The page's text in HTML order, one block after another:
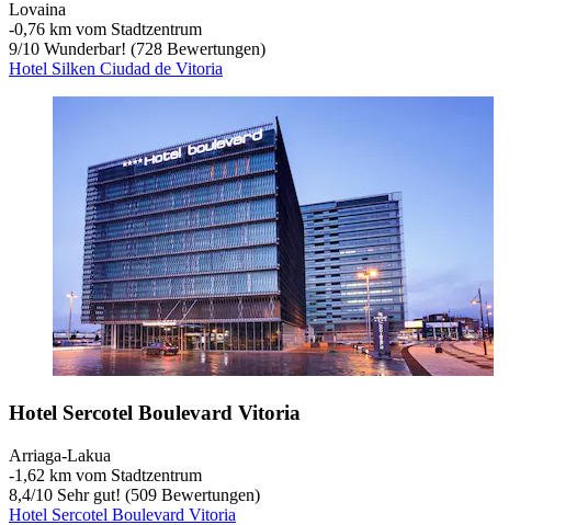
Lovaina
‐0,76 km vom Stadtzentrum
9/10 Wunderbar! (728 Bewertungen)
Hotel Silken Ciudad de Vitoria
Hotel Sercotel Boulevard Vitoria
Arriaga-Lakua
‐1,62 km vom Stadtzentrum
8,4/10 Sehr gut! (509 Bewertungen)
Hotel Sercotel Boulevard Vitoria